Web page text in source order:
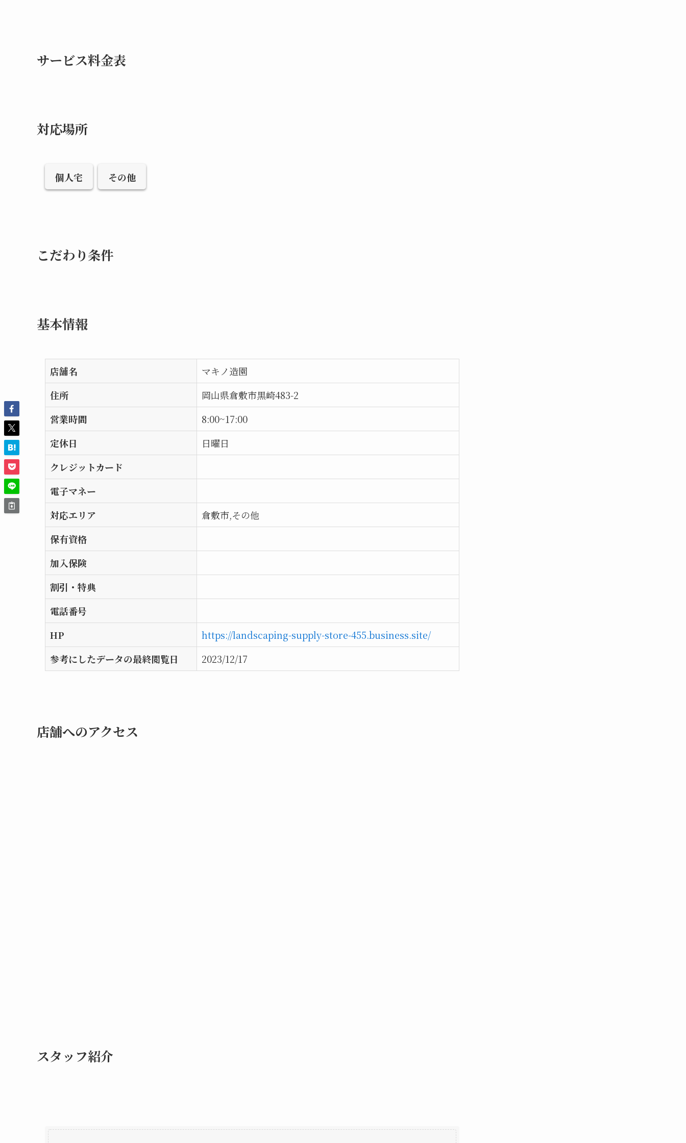
サービス料金表
対応場所
個人宅 その他
こだわり条件
基本情報
店舗名
マキノ造園
住所
岡山県倉敷市黒崎483-2
営業時間
8:00~17:00
定休日
日曜日
クレジットカード
電子マネー
対応エリア
倉敷市,その他
保有資格
加入保険
割引・特典
電話番号
HP
https://landscaping-supply-store-455.business.site/
参考にしたデータの最終閲覧日
2023/12/17
店舗へのアクセス
スタッフ紹介